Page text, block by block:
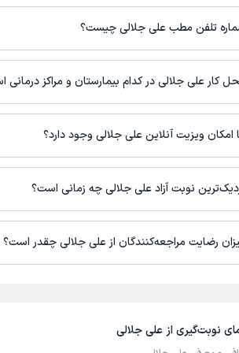
مطب‌های علی جلالی به شرح زیر است.
شهر - میدان نماز - فیزیوتراپی نوین سپاهان
تلفن مطب علی جلالی چیست؟
نوین سپاهان : 09133699431
کار علی جلالی در کدام بیمارستان و مراکز درمانی
درباره محل فعالیت علی جلالی در مراکز درمانی در
امکان ویزیت آنلاین علی جلالی وجود دارد؟
حاضر اطلاعاتی درباره ارائه ویزیت آنلاین توسط علی
دریافت اطلاعات دقیق‌تر، لطفاً با مطب تماس بگیرید.
نوبت آزاد علی جلالی چه زمانی است؟
نوبت‌دهی و پذیرش بیماران با هماهنگی مطب مشخص می‌شود.
رضایت مراجعه‌کنندگان از علی جلالی چقدر است؟
نوبت‌گیری از علی جلالی